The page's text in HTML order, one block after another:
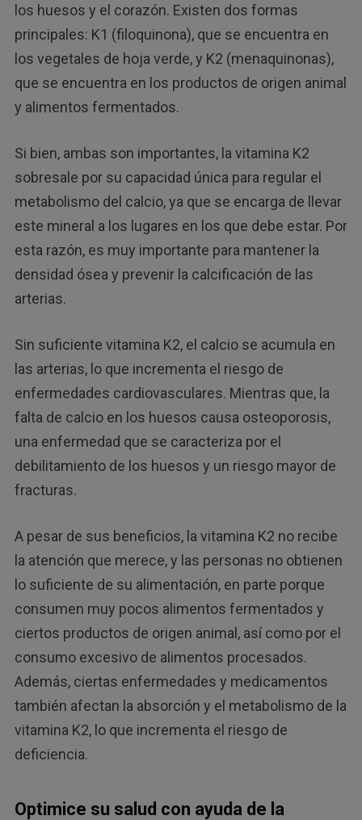
los huesos y el corazón. Existen dos formas
principales: K1 (filoquinona), que se encuentra en
los vegetales de hoja verde, y K2 (menaquinonas),
que se encuentra en los productos de origen animal
y alimentos fermentados.
Si bien, ambas son importantes, la vitamina K2
sobresale por su capacidad única para regular el
metabolismo del calcio, ya que se encarga de llevar
este mineral a los lugares en los que debe estar. Por
esta razón, es muy importante para mantener la
densidad ósea y prevenir la calcificación de las
arterias.
Sin suficiente vitamina K2, el calcio se acumula en
las arterias, lo que incrementa el riesgo de
enfermedades cardiovasculares. Mientras que, la
falta de calcio en los huesos causa osteoporosis,
una enfermedad que se caracteriza por el
debilitamiento de los huesos y un riesgo mayor de
fracturas.
A pesar de sus beneficios, la vitamina K2 no recibe
la atención que merece, y las personas no obtienen
lo suficiente de su alimentación, en parte porque
consumen muy pocos alimentos fermentados y
ciertos productos de origen animal, así como por el
consumo excesivo de alimentos procesados.
Además, ciertas enfermedades y medicamentos
también afectan la absorción y el metabolismo de la
vitamina K2, lo que incrementa el riesgo de
deficiencia.
Optimice su salud con ayuda de la